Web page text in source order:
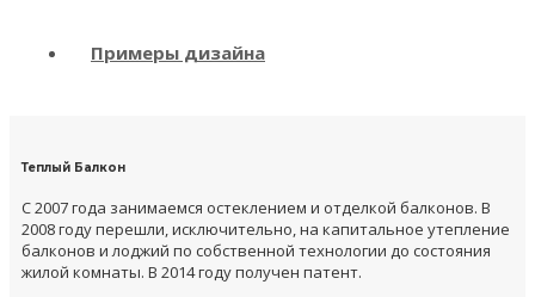
Примеры дизайна
Теплый Балкон
С 2007 года занимаемся остеклением и отделкой балконов. В
2008 году перешли, исключительно, на капитальное утепление
балконов и лоджий по собственной технологии до состояния
жилой комнаты. В 2014 году получен патент.